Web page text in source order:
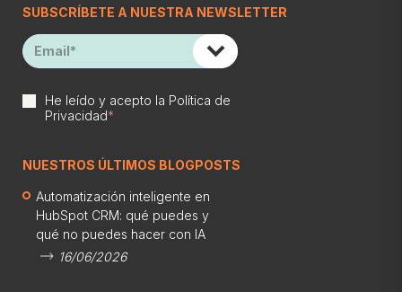
SUBSCRÍBETE A NUESTRA NEWSLETTER
He leído y acepto la Política de
Privacidad*
NUESTROS ÚLTIMOS BLOGPOSTS
Automatización inteligente en
HubSpot CRM: qué puedes y
qué no puedes hacer con IA
16/06/2026